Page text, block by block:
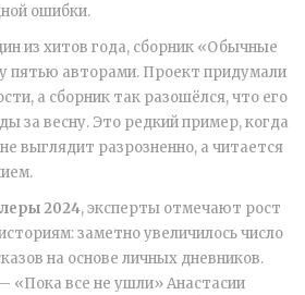
ошибки.
из хитов года, сборник «Обычные
пятью авторами. Проект придумали
а сборник так разошёлся, что его
за весну. Это редкий пример, когда
выглядит разрозненно, а читается
2024, эксперты отмечают рост
заметно увеличилось число
на основе личных дневников.
все не ушли» Анастасии